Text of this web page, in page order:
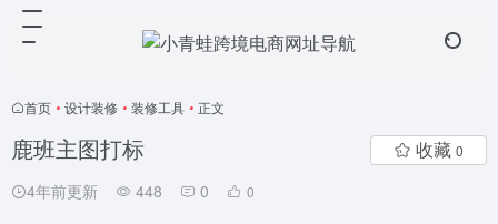
首页 • 设计装修 • 装修工具 • 正文
鹿班主图打标
4年前更新 448 0 0
收藏 0